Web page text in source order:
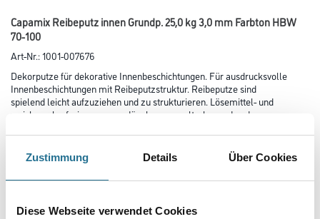
Zustimmung Details Über Cookies
Diese Webseite verwendet Cookies
Capamix Reibeputz innen Grundp. 25,0 kg 3,0 mm Farbton HBW
70-100
Art-Nr.:1001-007676
Dekorputze für dekorative Innenbeschichtungen. Für ausdrucksvolle
Innen­beschichtungen mit Reibeputzstruktur. Reibeputze sind
spielend leicht auf­zuziehen und zu strukturieren. Lösemittel- und
weichmacherfrei, wasserverdünnbar, umweltschonend und
Farbtonbezeichnung
Glanzgrad